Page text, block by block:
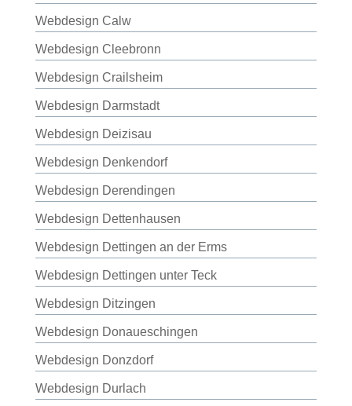
Webdesign Calw
Webdesign Cleebronn
Webdesign Crailsheim
Webdesign Darmstadt
Webdesign Deizisau
Webdesign Denkendorf
Webdesign Derendingen
Webdesign Dettenhausen
Webdesign Dettingen an der Erms
Webdesign Dettingen unter Teck
Webdesign Ditzingen
Webdesign Donaueschingen
Webdesign Donzdorf
Webdesign Durlach